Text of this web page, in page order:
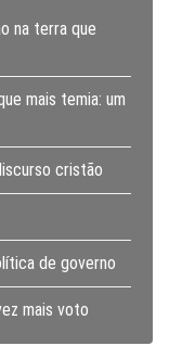
na terra que
mais temia: um
cristão
de governo
mais voto